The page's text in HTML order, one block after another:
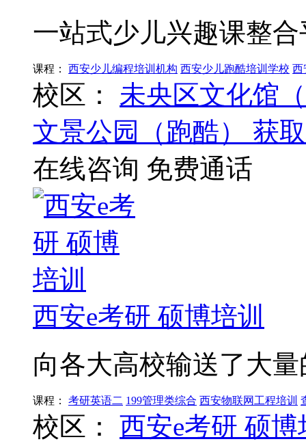
一站式少儿兴趣课整合
课程： 西安少儿编程培训机构 西安少儿跑酷培训学校 西
校区：
未央区文化馆
文景公园（跑酷）
获
在线咨询 免费通话
西安e考研 硕博培训
向各大高校输送了大
课程： 考研英语二 199管理类综合 西安物联网工程培训
校区：
西安e考研 硕博